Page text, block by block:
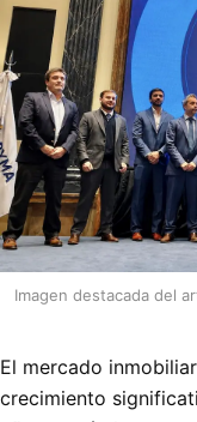
Imagen destacada del
El mercado
crecimiento